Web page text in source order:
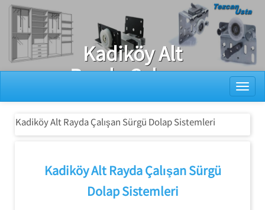
Ray Dolap Tamiri
Kadiköy Alt
Rayda Çalışan
Sürgü Dolap
Sistemleri
Kadiköy Alt Rayda Çalışan Sürgü Dolap Sistemleri
Kadiköy Alt Rayda Çalışan Sürgü
Dolap Sistemleri